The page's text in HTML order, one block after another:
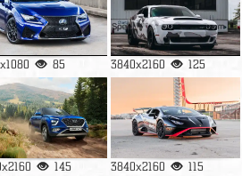
85 3840x2160 125
145 3840x2160 115